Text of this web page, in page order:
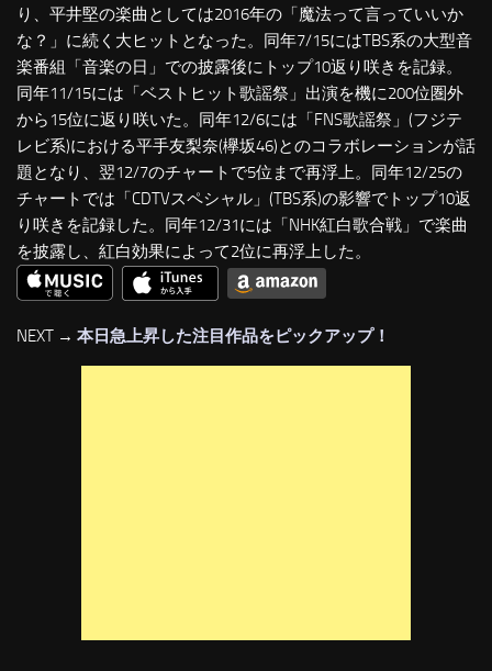
り、平井堅の楽曲としては2016年の「魔法って言っていいか
な？」に続く大ヒットとなった。同年7/15にはTBS系の大型音
楽番組「音楽の日」での披露後にトップ10返り咲きを記録。
同年11/15には「ベストヒット歌謡祭」出演を機に200位圏外
から15位に返り咲いた。同年12/6には「FNS歌謡祭」(フジテ
レビ系)における平手友梨奈(欅坂46)とのコラボレーションが話
題となり、翌12/7のチャートで5位まで再浮上。同年12/25の
チャートでは「CDTVスペシャル」(TBS系)の影響でトップ10返
り咲きを記録した。同年12/31には「NHK紅白歌合戦」で楽曲
を披露し、紅白効果によって2位に再浮上した。
NEXT → 本日急上昇した注目作品をピックアップ！